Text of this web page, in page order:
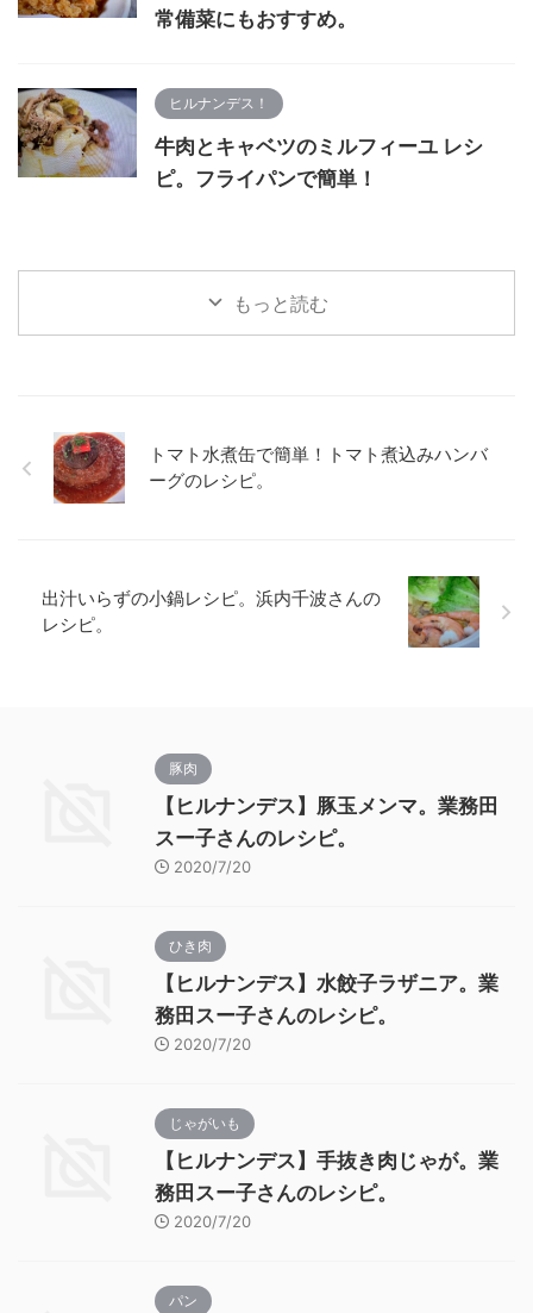
常備菜にもおすすめ。
ヒルナンデス！
牛肉とキャベツのミルフィーユ レシ
ピ。フライパンで簡単！
もっと読む
トマト水煮缶で簡単！トマト煮込みハンバ
ーグのレシピ。
出汁いらずの小鍋レシピ。浜内千波さんの
レシピ。
豚肉
【ヒルナンデス】豚玉メンマ。業務田
スー子さんのレシピ。
2020/7/20
ひき肉
【ヒルナンデス】水餃子ラザニア。業
務田スー子さんのレシピ。
2020/7/20
じゃがいも
【ヒルナンデス】手抜き肉じゃが。業
務田スー子さんのレシピ。
2020/7/20
パン